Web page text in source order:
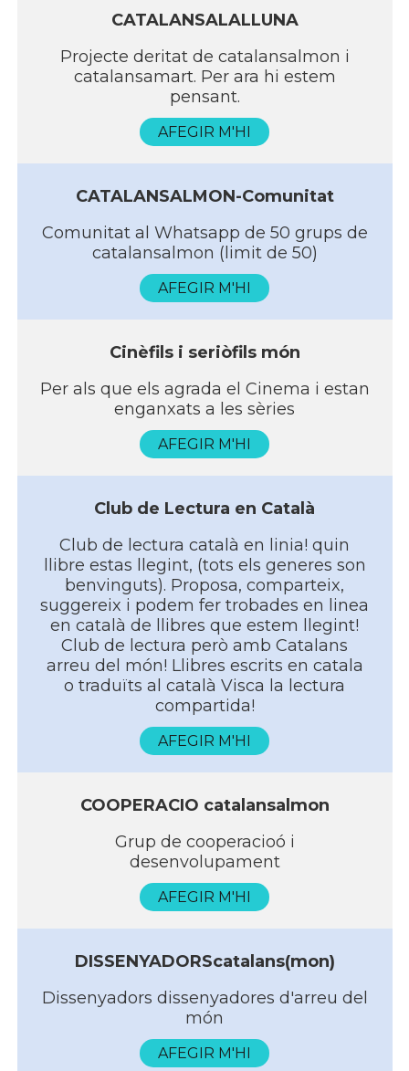
CATALANSALALLUNA
Projecte deritat de catalansalmon i
catalansamart. Per ara hi estem
pensant.
AFEGIR M'HI
CATALANSALMON-Comunitat
Comunitat al Whatsapp de 50 grups de
catalansalmon (limit de 50)
AFEGIR M'HI
Cinèfils i seriòfils món
Per als que els agrada el Cinema i estan
enganxats a les sèries
AFEGIR M'HI
Club de Lectura en Català
Club de lectura català en linia! quin
llibre estas llegint, (tots els generes son
benvinguts). Proposa, comparteix,
suggereix i podem fer trobades en linea
en català de llibres que estem llegint!
Club de lectura però amb Catalans
arreu del món! Llibres escrits en catala
o traduïts al català Visca la lectura
compartida!
AFEGIR M'HI
COOPERACIO catalansalmon
Grup de cooperacioó i
desenvolupament
AFEGIR M'HI
DISSENYADORScatalans(mon)
Dissenyadors dissenyadores d'arreu del
món
AFEGIR M'HI